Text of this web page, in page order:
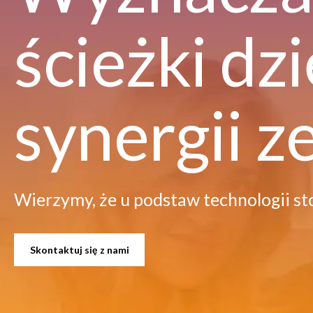
ścieżki
synergii
Wierzymy, że u podstaw technologii
Skontaktuj się z nami
0
1
2
0